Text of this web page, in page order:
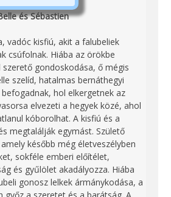
és Sébastien
vadóc kisfiú, akit a falubeliek
csúfolnak. Hiába az örökbe
gondoskodása, ő mégis
szelíd, hatalmas bernáthegyi
hol elkergetnek az
elvezeti a hegyek közé, ahol
kóborolhat. A kisfiú és a
megtalálják egymást. Születő
később még életveszélyben
sokféle emberi előítélet,
és gyűlölet akadályozza. Hiába
gonosz lelkek ármánykodása, a
győz a szeretet és a barátság. A